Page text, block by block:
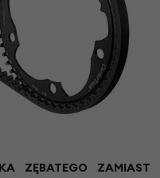
ZĘBATEGO ZAMIAST